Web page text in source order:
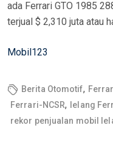
ada Ferrari GTO 1985
terjual $ 2,310 juta atau
Mobil123
Berita Otomotif,
Ferrari-NCSR, lelang
rekor penjualan mobil